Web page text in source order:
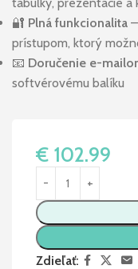
🔐 Plná funkcionalita
prístupom, ktorý
📧 Doručenie e-
softvérovému balíku
€ 102.99
Zdieľať: